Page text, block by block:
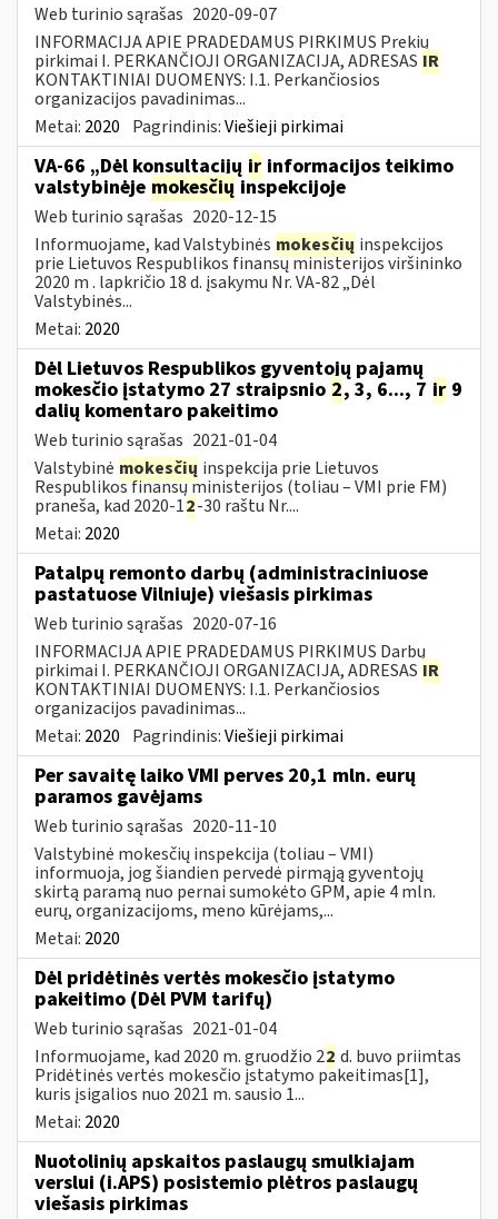
Web turinio sąrašas 2020-09-07
INFORMACIJA APIE PRADEDAMUS PIRKIMUS Prekių
pirkimai I. PERKANČIOJI ORGANIZACIJA, ADRESAS IR
KONTAKTINIAI DUOMENYS: I.1. Perkančiosios
organizacijos pavadinimas...
Metai: 2020 Pagrindinis:Viešieji pirkimai
VA-66 „Dėl konsultacijų ir informacijos teikimo
valstybinėje mokesčių inspekcijoje
Web turinio sąrašas 2020-12-15
Informuojame, kad Valstybinės mokesčių inspekcijos
prie Lietuvos Respublikos finansų ministerijos viršininko
2020 m . lapkričio 18 d. įsakymu Nr. VA-82 „Dėl
Valstybinės...
Metai: 2020
Dėl Lietuvos Respublikos gyventojų pajamų
mokesčio įstatymo 27 straipsnio 2, 3, 6..., 7 ir 9
dalių komentaro pakeitimo
Web turinio sąrašas 2021-01-04
Valstybinė mokesčių inspekcija prie Lietuvos
Respublikos finansų ministerijos (toliau – VMI prie FM)
praneša, kad 2020-12-30 raštu Nr....
Metai: 2020
Patalpų remonto darbų (administraciniuose
pastatuose Vilniuje) viešasis pirkimas
Web turinio sąrašas 2020-07-16
INFORMACIJA APIE PRADEDAMUS PIRKIMUS Darbų
pirkimai I. PERKANČIOJI ORGANIZACIJA, ADRESAS IR
KONTAKTINIAI DUOMENYS: I.1. Perkančiosios
organizacijos pavadinimas...
Metai: 2020 Pagrindinis:Viešieji pirkimai
Per savaitę laiko VMI perves 20,1 mln. eurų
paramos gavėjams
Web turinio sąrašas 2020-11-10
Valstybinė mokesčių inspekcija (toliau – VMI)
informuoja, jog šiandien pervedė pirmąją gyventojų
skirtą paramą nuo pernai sumokėto GPM, apie 4 mln.
eurų, organizacijoms, meno kūrėjams,...
Metai: 2020
Dėl pridėtinės vertės mokesčio įstatymo
pakeitimo (Dėl PVM tarifų)
Web turinio sąrašas 2021-01-04
Informuojame, kad 2020 m. gruodžio 22 d. buvo priimtas
Pridėtinės vertės mokesčio įstatymo pakeitimas[1],
kuris įsigalios nuo 2021 m. sausio 1...
Metai: 2020
Nuotolinių apskaitos paslaugų smulkiajam
verslui (i.APS) posistemio plėtros paslaugų
viešasis pirkimas